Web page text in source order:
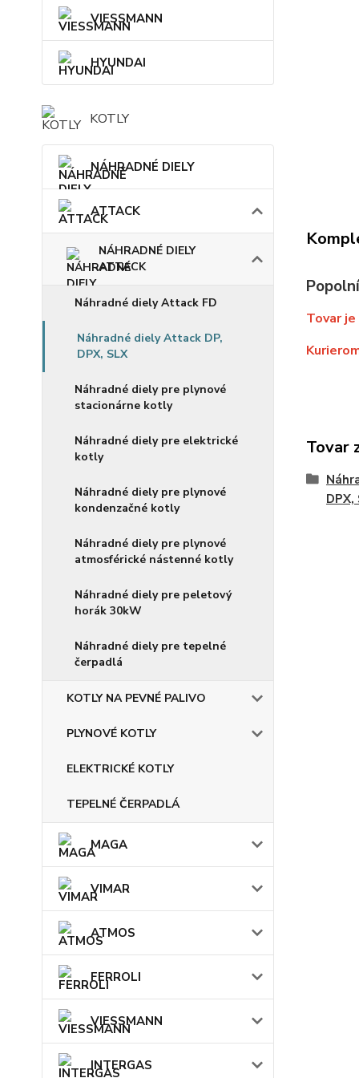
VIESSMANN
HYUNDAI
KOTLY
NÁHRADNÉ DIELY
ATTACK
NÁHRADNÉ DIELY
ATTACK
Náhradné diely Attack FD
Náhradné diely Attack DP,
DPX, SLX
Náhradné diely pre plynové
stacionárne kotly
Náhradné diely pre elektrické
kotly
Náhradné diely pre plynové
kondenzačné kotly
Náhradné diely pre plynové
atmosférické nástenné kotly
Náhradné diely pre peletový
horák 30kW
Náhradné diely pre tepelné
čerpadlá
KOTLY NA PEVNÉ PALIVO
PLYNOVÉ KOTLY
ELEKTRICKÉ KOTLY
TEPELNÉ ČERPADLÁ
MAGA
VIMAR
ATMOS
FERROLI
VIESSMANN
INTERGAS
Tovar
Tovar
DPX,